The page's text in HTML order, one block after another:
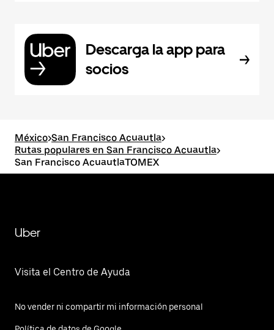
Descarga la app para
socios
México>San Francisco Acuautla>
Rutas populares en San Francisco Acuautla>
San Francisco AcuautlaTOMEX
Uber
Visita el Centro de Ayuda
No vender ni compartir mi información personal